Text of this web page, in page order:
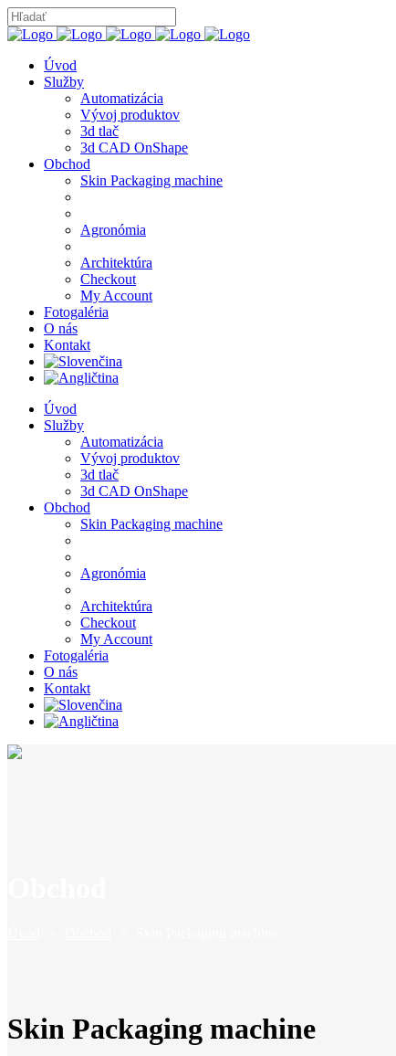
Úvod
Služby
Automatizácia
Vývoj produktov
3d tlač
3d CAD OnShape
Obchod
Skin Packaging machine
Agronómia
Architektúra
Checkout
My Account
Fotogaléria
O nás
Kontakt
Úvod
Služby
Automatizácia
Vývoj produktov
3d tlač
3d CAD OnShape
Obchod
Skin Packaging machine
Agronómia
Architektúra
Checkout
My Account
Fotogaléria
O nás
Kontakt
Skin Packaging machine